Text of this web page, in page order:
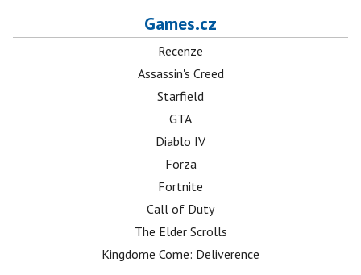
Games.cz
Recenze
Assassin's Creed
Starfield
GTA
Diablo IV
Forza
Fortnite
Call of Duty
The Elder Scrolls
Kingdome Come: Deliverence